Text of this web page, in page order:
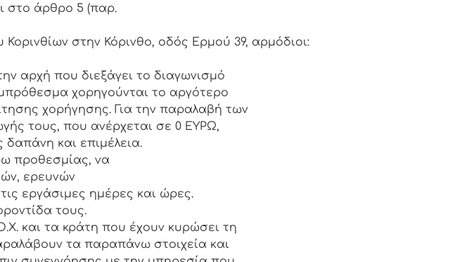
στο άρθρο 5 (παρ.
στην Κόρινθο, οδός Ερμού 39, αρμόδιοι:
που διεξάγει το διαγωνισμό
χορηγούνται το αργότερο
χορήγησης. Για την παραλαβή των
τους, που ανέρχεται σε 0 ΕΥΡΩ,
και επιμέλεια.
προθεσμίας, να
ερευνών
εργάσιμες ημέρες και ώρες.
τους.
και τα κράτη που έχουν κυρώσει τη
τα παραπάνω στοιχεία και